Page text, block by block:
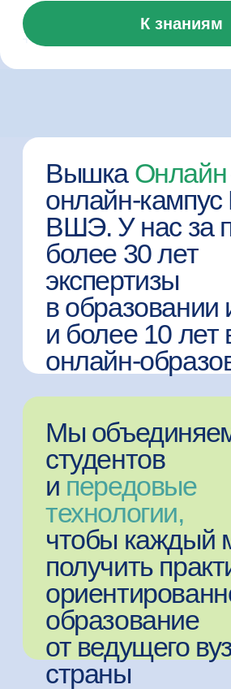
экспертизы
в образовании и науке
и более 10 лет в сфере
онлайн-образования
студентов
ипередовые
технологии,
чтобы каждый мог
получить практико-
ориентированное
образование
от ведущего вуза
страны
Наши достижения:
Победитель рейтинга Times Higher
Education (THE) Online Learning Rankings
2024 со статусом Gold наряду с 10
мировыми вузами
онлайн-курсов на русском
и английском языках
> 450